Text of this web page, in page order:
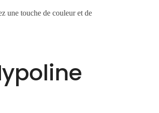
une touche de couleur et de